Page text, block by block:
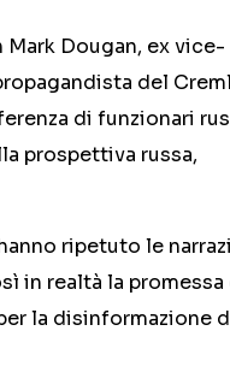
Dougan, ex vice-
del
di funzionari
prospettiva russa,
ripetuto le
in realtà la promessa
la disinformazione